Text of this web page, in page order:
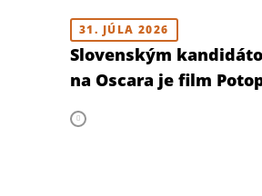
31. JÚLA 2026
Slovenským
na Oscara je film